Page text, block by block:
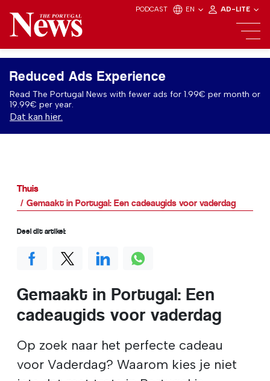
PODCAST EN AD-LITE
Reduced Ads Experience
Read The Portugal News with fewer ads for 1.99€ per month or
19.99€ per year.
Dat kan hier.
Thuis
Gemaakt in Portugal: Een cadeaugids voor vaderdag
Gemaakt in Portugal: Een
cadeaugids voor vaderdag
Op zoek naar het perfecte cadeau
voor Vaderdag? Waarom kies je niet
Deel dit artikel: